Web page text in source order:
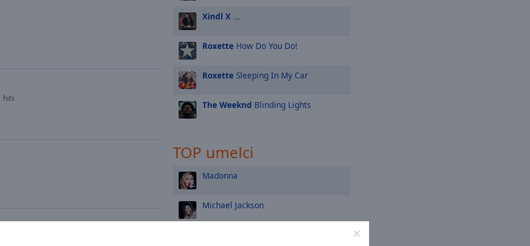
hits
Xindl X ...
Roxette How Do You Do!
Roxette Sleeping In My Car
The Weeknd Blinding Lights
TOP umelci
Madonna
Michael Jackson